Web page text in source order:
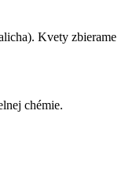
Kvety
chémie.